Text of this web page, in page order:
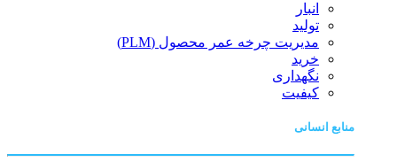
انبار
تولید
مدیریت چرخه عمر محصول (PLM)
خرید
نگهداری
کیفیت
منابع انسانی